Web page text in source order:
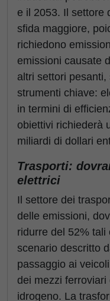
e il 2053. Il settore
sfida maggiore,
richiedono
emissioni causate
altri settori
strumenti chiave:
in termini di
obiettivi richiederà
miliardi di dollari
Trasporti:
elettrici
Il settore dei
delle emissioni,
ridurre del 52% tali
scenario descritto
passaggio ai
dei mezzi ferroviari
idrogeno. La